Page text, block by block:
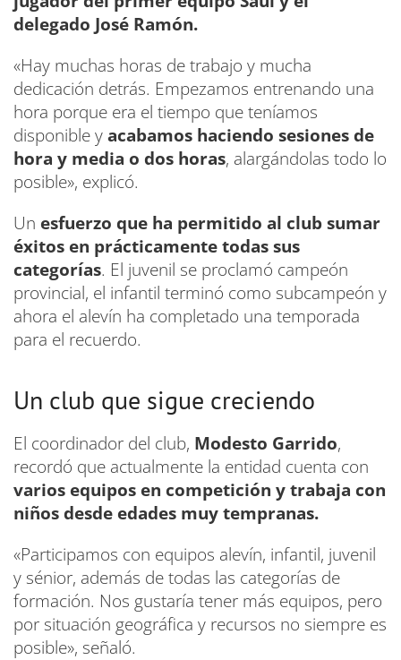
delegado José Ramón.
«Hay muchas horas de trabajo y mucha
dedicación detrás. Empezamos entrenando una
hora porque era el tiempo que teníamos
disponible yacabamos haciendo sesiones de
hora y media o dos horas, alargándolas todo lo
posible», explicó.
Un esfuerzo que ha permitido al club sumar
éxitos en prácticamente todas sus
categorías. El juvenil se proclamó campeón
provincial, el infantil terminó como subcampeón y
ahora el alevín ha completado una temporada
para el recuerdo.
Un club que sigue creciendo
El coordinador del club, Modesto Garrido,
recordó que actualmente la entidad cuenta con
varios equipos en competición y trabaja con
niños desde edades muy tempranas.
«Participamos con equipos alevín, infantil, juvenil
y sénior, además de todas las categorías de
formación. Nos gustaría tener más equipos, pero
por situación geográfica y recursos no siempre es
posible», señaló.